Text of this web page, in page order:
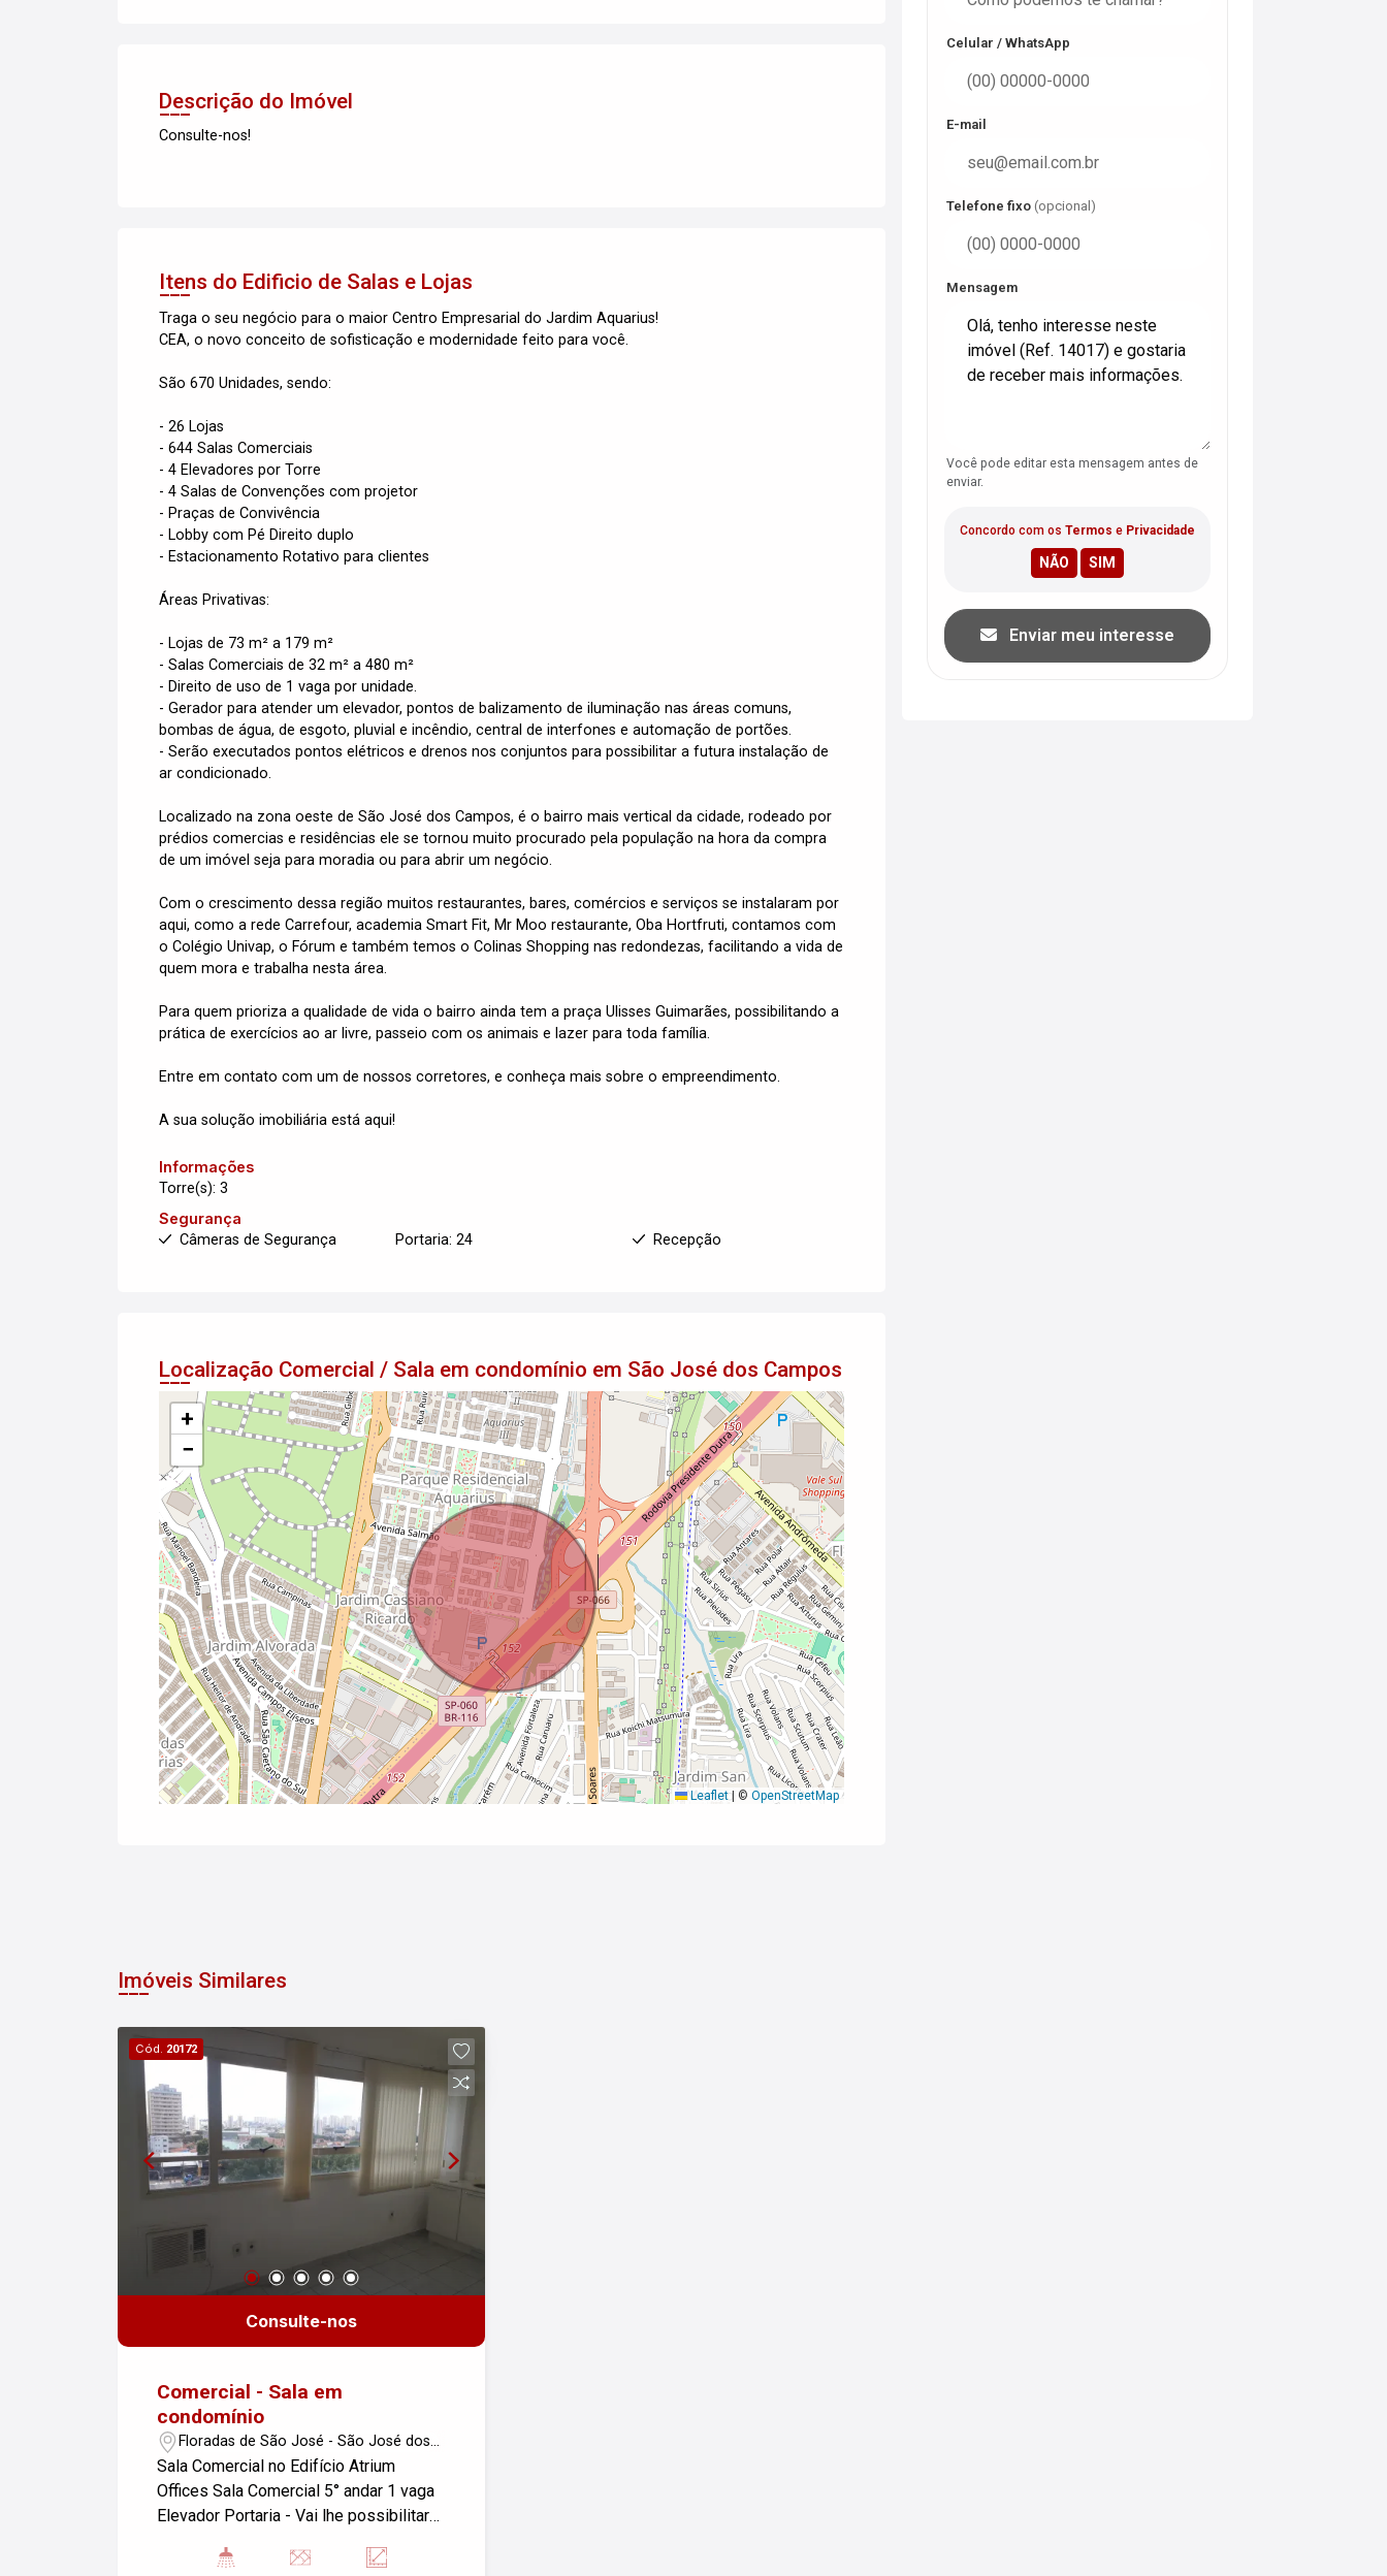
Descrição do Imóvel
Consulte-nos!
Itens do Edificio de Salas e Lojas
Traga o seu negócio para o maior Centro Empresarial do Jardim Aquarius!
CEA, o novo conceito de sofisticação e modernidade feito para você.
São 670 Unidades, sendo:
- 26 Lojas
- 644 Salas Comerciais
- 4 Elevadores por Torre
- 4 Salas de Convenções com projetor
- Praças de Convivência
- Lobby com Pé Direito duplo
- Estacionamento Rotativo para clientes
Áreas Privativas:
- Lojas de 73 m² a 179 m²
- Salas Comerciais de 32 m² a 480 m²
- Direito de uso de 1 vaga por unidade.
- Gerador para atender um elevador, pontos de balizamento de iluminação nas áreas comuns,
bombas de água, de esgoto, pluvial e incêndio, central de interfones e automação de portões.
- Serão executados pontos elétricos e drenos nos conjuntos para possibilitar a futura instalação de
ar condicionado.
Localizado na zona oeste de São José dos Campos, é o bairro mais vertical da cidade, rodeado por
prédios comercias e residências ele se tornou muito procurado pela população na hora da compra
de um imóvel seja para moradia ou para abrir um negócio.
Com o crescimento dessa região muitos restaurantes, bares, comércios e serviços se instalaram por
aqui, como a rede Carrefour, academia Smart Fit, Mr Moo restaurante, Oba Hortfruti, contamos com
o Colégio Univap, o Fórum e também temos o Colinas Shopping nas redondezas, facilitando a vida de
quem mora e trabalha nesta área.
Para quem prioriza a qualidade de vida o bairro ainda tem a praça Ulisses Guimarães, possibilitando a
prática de exercícios ao ar livre, passeio com os animais e lazer para toda família.
Entre em contato com um de nossos corretores, e conheça mais sobre o empreendimento.
A sua solução imobiliária está aqui!
Informações
Torre(s): 3
Segurança
Câmeras de Segurança
Portaria: 24 Recepção
Localização Comercial / Sala em condomínio em São José dos Campos
+
−
Leaflet | © OpenStreetMap
Celular / WhatsApp
E-mail
Telefone fixo (opcional)
Mensagem
Você pode editar esta mensagem antes de
enviar.
Concordo com os Termos e Privacidade
Enviar meu interesse
Imóveis Similares
Cód. 20172
Consulte-nos
Comercial - Sala em
condomínio
Floradas de São José - São José dos
Campos/SP
Sala Comercial no Edifício Atrium
Offices Sala Comercial 5° andar 1 vaga
Elevador Portaria - Vai lhe possibilitar
dias mais quentes.